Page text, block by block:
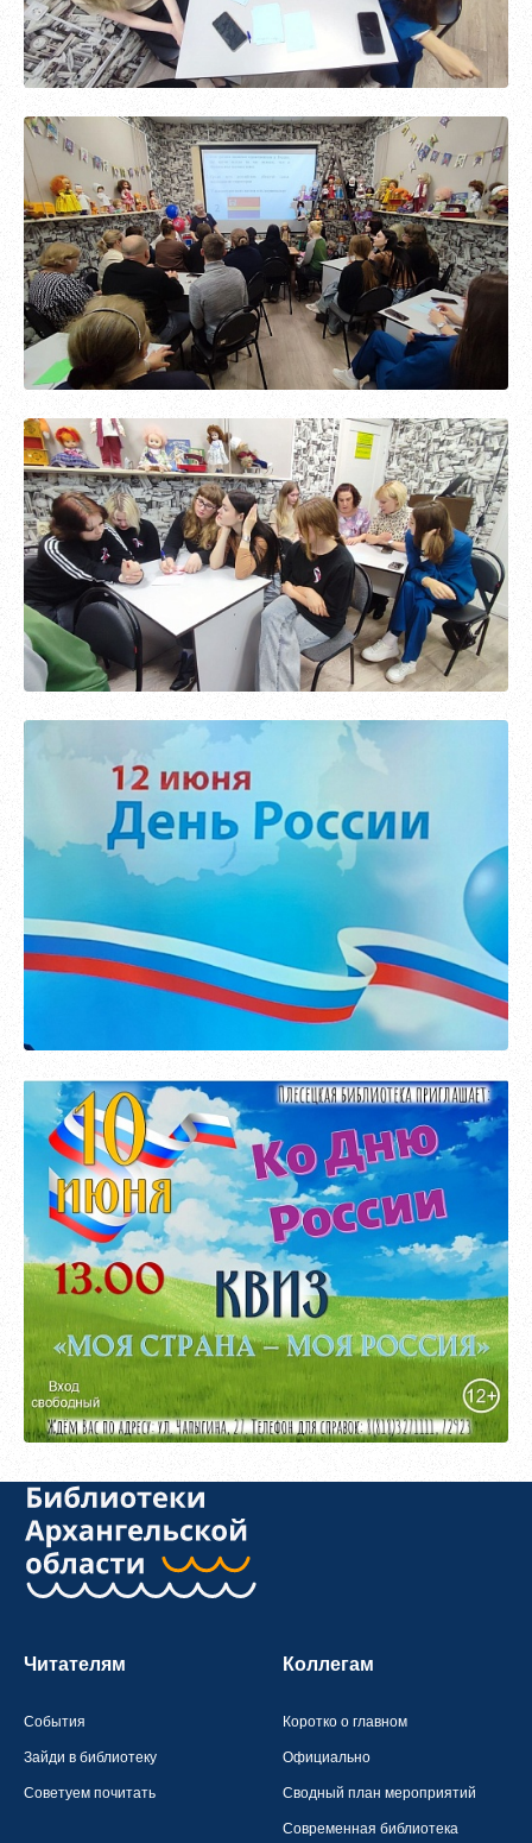
Читателям
События
Зайди в библиотеку
Советуем почитать
Коллегам
Коротко о главном
Официально
Сводный план мероприятий
Современная библиотека